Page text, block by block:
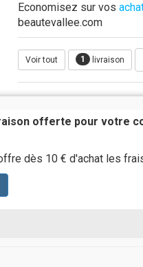
Economisez sur vos
beautevallee.com
Voir tout 1 livraison
offerte pour votre
dès 10 € d'achat les